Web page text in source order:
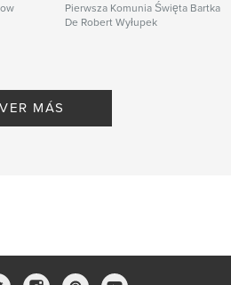
Pierwsza Komunia Święta Bartka
De Robert Wyłupek
VER MÁS